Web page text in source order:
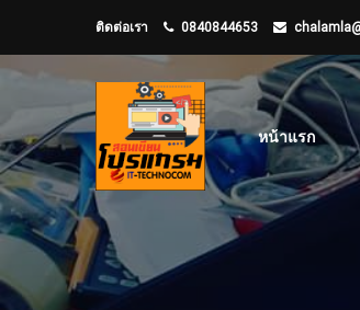
ติดต่อเรา 0840844653
หน้าแรก